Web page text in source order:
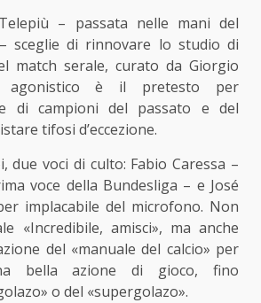
– passata nelle mani del
sceglie di rinnovare lo studio di
match serale, curato da Giorgio
agonistico è il pretesto per
di campioni del passato e del
tifosi d’eccezione.
due voci di culto: Fabio Caressa –
voce della Bundesliga – e José
implacabile del microfono. Non
«Incredibile, amisci», ma anche
del «manuale del calcio» per
bella azione di gioco, fino
o del «supergolazo».